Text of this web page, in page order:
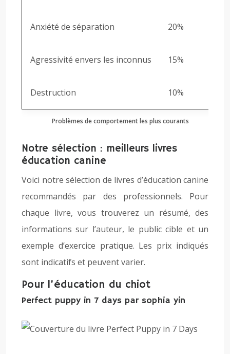
Problèmes de comportement les plus courants
Anxiété de séparation 20%
Agressivité envers les inconnus 15%
Destruction 10%
Notre sélection : meilleurs livres
éducation canine
Voici notre sélection de livres d’éducation canine
recommandés par des professionnels. Pour
chaque livre, vous trouverez un résumé, des
informations sur l’auteur, le public cible et un
exemple d’exercice pratique. Les prix indiqués
sont indicatifs et peuvent varier.
Pour l’éducation du chiot
Perfect puppy in 7 days par sophia yin